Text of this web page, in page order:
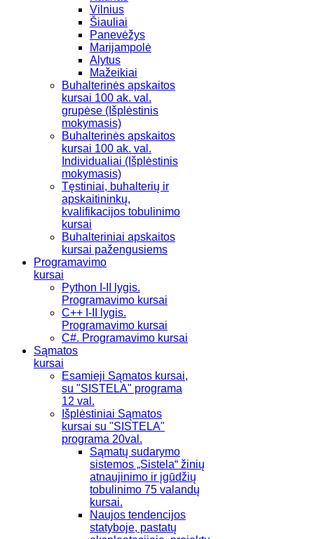
Vilnius
Šiauliai
Panevėžys
Marijampolė
Alytus
Mažeikiai
Buhalterinės apskaitos
kursai 100 ak. val.
grupėse (Išplėstinis
mokymasis)
Buhalterinės apskaitos
kursai 100 ak. val.
Individualiai (Išplėstinis
mokymasis)
Tęstiniai, buhalterių ir
apskaitininkų,
kvalifikacijos tobulinimo
kursai
Buhalteriniai apskaitos
kursai pažengusiems
Programavimo
kursai
Python I-II lygis.
Programavimo kursai
C++ I-II lygis.
Programavimo kursai
C#. Programavimo kursai
Sąmatos
kursai
Esamieji Sąmatos kursai,
su "SISTELA" programa
12 val.
Išplėstiniai Sąmatos
kursai su "SISTELA"
programa 20val.
Sąmatų sudarymo
sistemos „Sistela“ žinių
atnaujinimo ir įgūdžių
tobulinimo 75 valandų
kursai.
Naujos tendencijos
statyboje, pastatų